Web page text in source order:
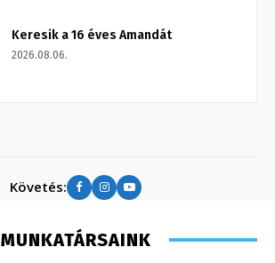
Keresik a 16 éves Amandát
2026.08.06.
Követés:
MUNKATÁRSAINK